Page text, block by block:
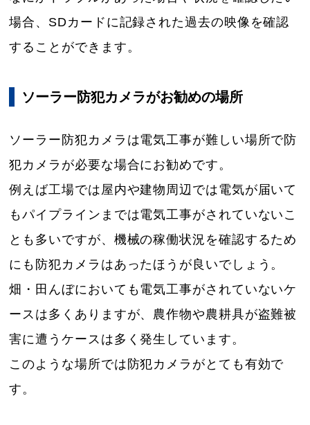
場合、SDカードに記録された過去の映像を確認
することができます。
ソーラー防犯カメラがお勧めの場所
ソーラー防犯カメラは電気工事が難しい場所で防
犯カメラが必要な場合にお勧めです。
例えば工場では屋内や建物周辺では電気が届いて
もパイプラインまでは電気工事がされていないこ
とも多いですが、機械の稼働状況を確認するため
にも防犯カメラはあったほうが良いでしょう。
畑・田んぼにおいても電気工事がされていないケ
ースは多くありますが、農作物や農耕具が盗難被
害に遭うケースは多く発生しています。
このような場所では防犯カメラがとても有効で
す。